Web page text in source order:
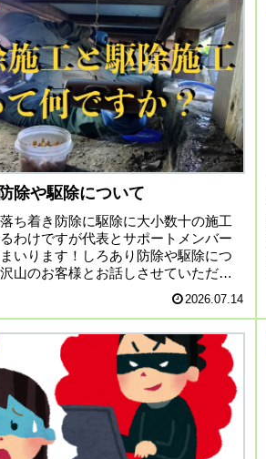
除や駆除について
ち着き防除に駆除に大小数十の施工
わけですが代表とサポートメンバー
いります！しろあり防除や駆除につ
山のお客様とお話しさせていただき
調査した上で判断するのですがシロア
2026.07.14